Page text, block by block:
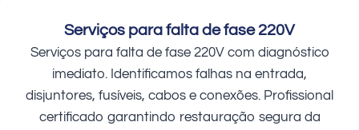
Serviços para falta de fase 220V
Serviços para falta de fase 220V com diagnóstico
imediato. Identificamos falhas na entrada,
disjuntores, fusíveis, cabos e conexões. Profissional
certificado garantindo restauração segura da